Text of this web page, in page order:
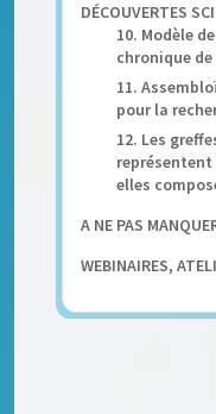
DÉCOUVERTES
10. Modèle
chronique
11.
pour la
12. Les
représentent
elles
A NE PAS
WEBINAIRES,